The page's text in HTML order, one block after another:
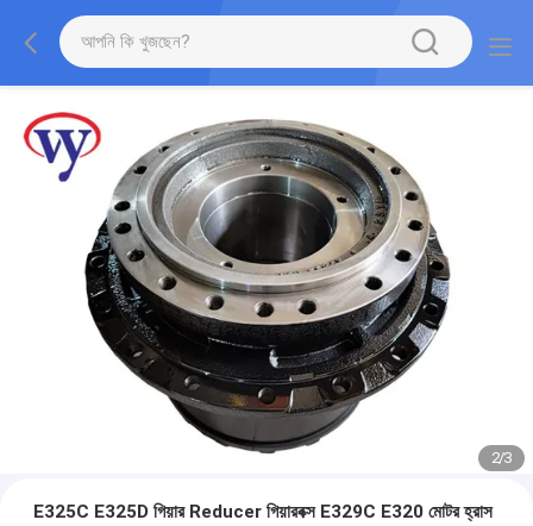
2/3
E325C E325D গিয়ার Reducer গিয়ারবক্স E329C E320 মোটর হ্রাস